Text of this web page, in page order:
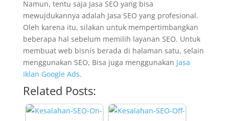
Namun, tentu saja Jasa SEO yang bisa
mewujdukannya adalah Jasa SEO yang profesional.
Oleh karena itu, silakan untuk mempertimbangkan
beberapa hal sebelum memilih layanan SEO. Untuk
membuat web bisnis berada di halaman satu, selain
menggunakan SEO, Bisa juga menggunakan Jasa
Iklan Google Ads.
Related Posts: